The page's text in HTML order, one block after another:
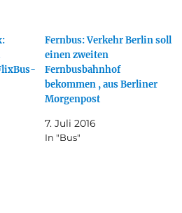
Fernbus: Verkehr Berlin soll
einen zweiten
Fernbusbahnhof
bekommen , aus Berliner
Morgenpost
7. Juli 2016
In "Bus"